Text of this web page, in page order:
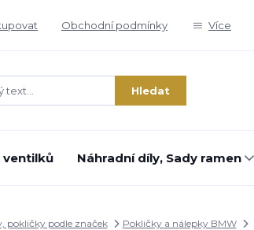
Obchodní podmínky Více
Hledat
ventilků Náhradní díly, Sady ramen
pokličky podle značek Pokličky a nálepky BMW